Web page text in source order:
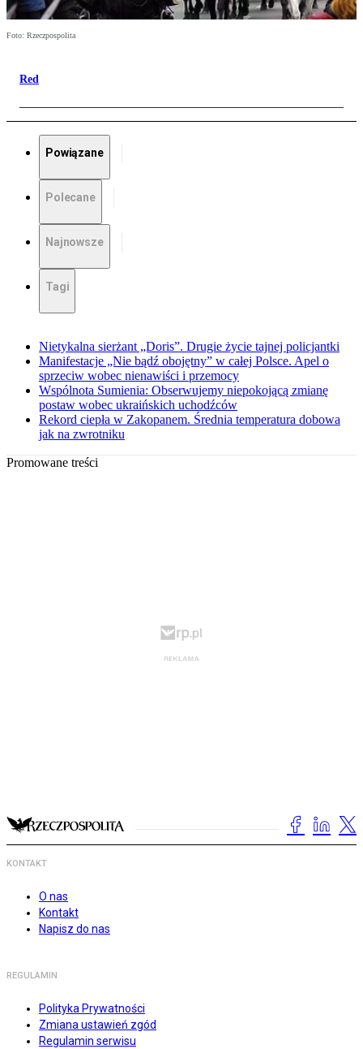
Foto: Rzeczpospolita
Red
Powiązane
Polecane
Najnowsze
Tagi
Nietykalna sierżant „Doris”. Drugie życie tajnej policjantki
Manifestacje „Nie bądź obojętny” w całej Polsce. Apel o
sprzeciw wobec nienawiści i przemocy
Wspólnota Sumienia: Obserwujemy niepokojącą zmianę
postaw wobec ukraińskich uchodźców
Rekord ciepła w Zakopanem. Średnia temperatura dobowa
jak na zwrotniku
Promowane treści
KONTAKT
O nas
Kontakt
Napisz do nas
REGULAMIN
Polityka Prywatności
Zmiana ustawień zgód
Regulamin serwisu